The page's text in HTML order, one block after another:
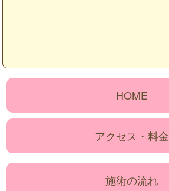
HOME
アクセス・料金
施術の流れ